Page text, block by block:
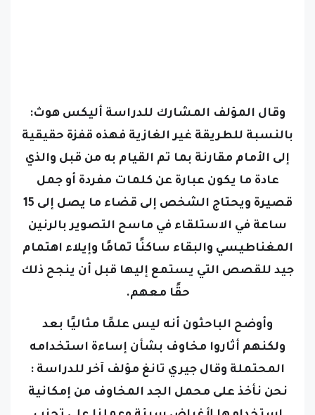
وقال المؤلف المشارك للدراسة أليكس هوث:
بالنسبة للطريقة غير الغازية فهذه قفزة حقيقية
إلى الأمام مقارنة بما تم القيام به من قبل والذي
عادة ما يكون عبارة عن كلمات مفردة أو جمل
قصيرة
ويحتاج الشخص إلى قضاء ما يصل إلى 15
ساعة في الاستلقاء في ماسح التصوير بالرنين
المغناطيسي والبقاء ساكنًا تمامًا وإيلاء اهتمام
جيد للقصص التي يستمع إليها قبل أن ينجح ذلك
حقًا معهم.
وأوضح الباحثون أنه ليس علمًا مثاليًا بعد
ولكنهم أثاروا مخاوف بشأن إساءة استخدامه
المحتملة وقال جيري تانغ مؤلف آخر للدراسة :
نحن نأخذ على محمل الجد المخاوف من إمكانية